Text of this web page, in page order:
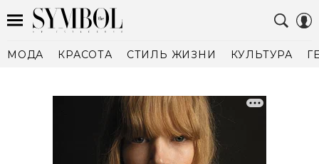
МОДА КРАСОТА СТИЛЬ ЖИЗНИ КУЛЬТУРА